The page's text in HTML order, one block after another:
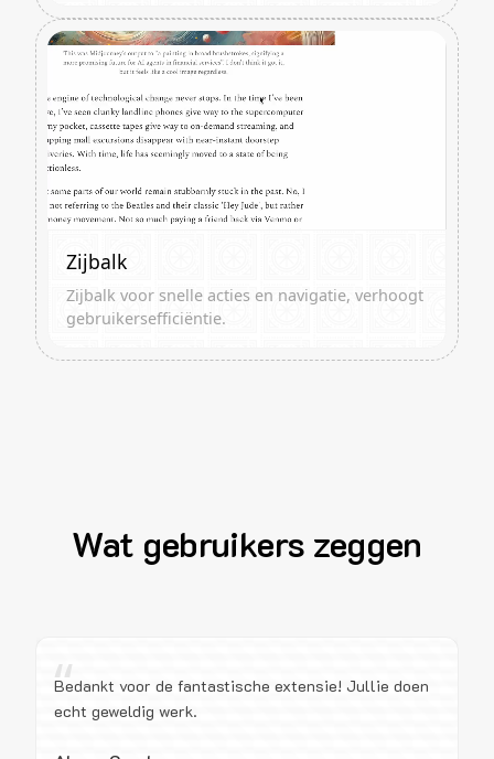
Zijbalk
Zijbalk voor snelle acties en navigatie, verhoogt
gebruikersefficiëntie.
Wat gebruikers zeggen
“
Bedankt voor de fantastische extensie! Jullie doen
echt geweldig werk.